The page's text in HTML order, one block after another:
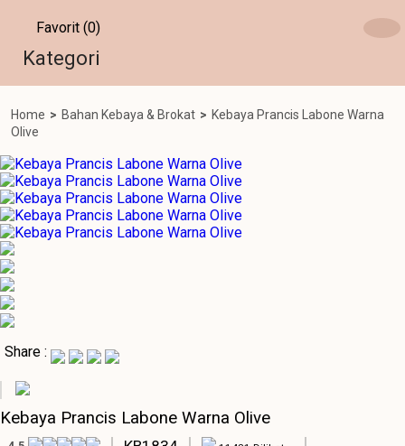
Kategori
Home > Bahan Kebaya & Brokat > Kebaya Prancis Labone Warna
Olive
Share :
Favorit (0)
Kebaya Prancis Labone Warna Olive